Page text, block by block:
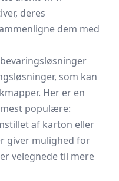
deres
dem med
som kan
Her er en
populære:
af karton eller
giver mulighed for
velegnede til mere